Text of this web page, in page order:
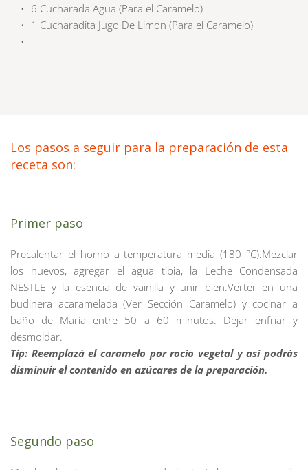
6 Cucharada Agua (Para el Caramelo)
1 Cucharadita Jugo De Limon (Para el Caramelo)
Los pasos a seguir para la preparación de esta
receta son:
Primer paso
Precalentar el horno a temperatura media (180 °C).Mezclar
los huevos, agregar el agua tibia, la Leche Condensada
NESTLE y la esencia de vainilla y unir bien.Verter en una
budinera acaramelada (Ver Sección Caramelo) y cocinar a
baño de María entre 50 a 60 minutos. Dejar enfriar y
desmoldar.
Tip: Reemplazá el caramelo por rocío vegetal y así podrás
disminuir el contenido en azúcares de la preparación.
Segundo paso